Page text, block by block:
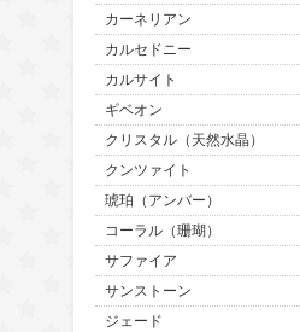
カーネリアン
カルセドニー
カルサイト
ギベオン
クリスタル（天然水晶）
クンツァイト
琥珀（アンバー）
コーラル（珊瑚）
サファイア
サンストーン
ジェード